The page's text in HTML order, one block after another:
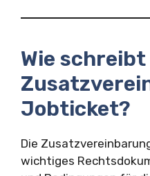
Wie
Jobticket?
Die
wichtiges